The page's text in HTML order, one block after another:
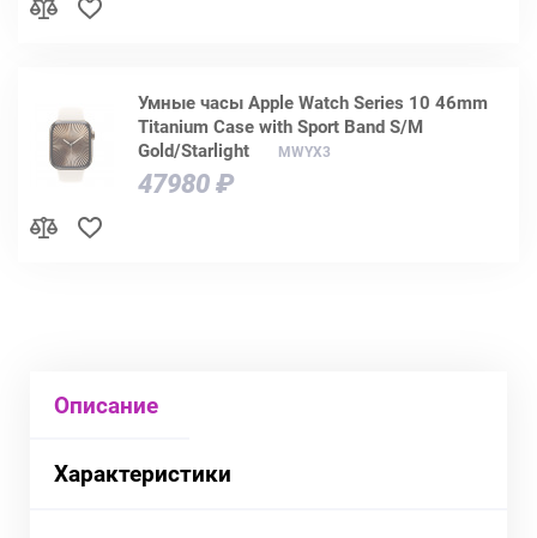
Умные часы Apple Watch Series 10 46mm
Titanium Case with Sport Band S/M
Gold/Starlight
MWYX3
47980 ₽
Описание
Характеристики